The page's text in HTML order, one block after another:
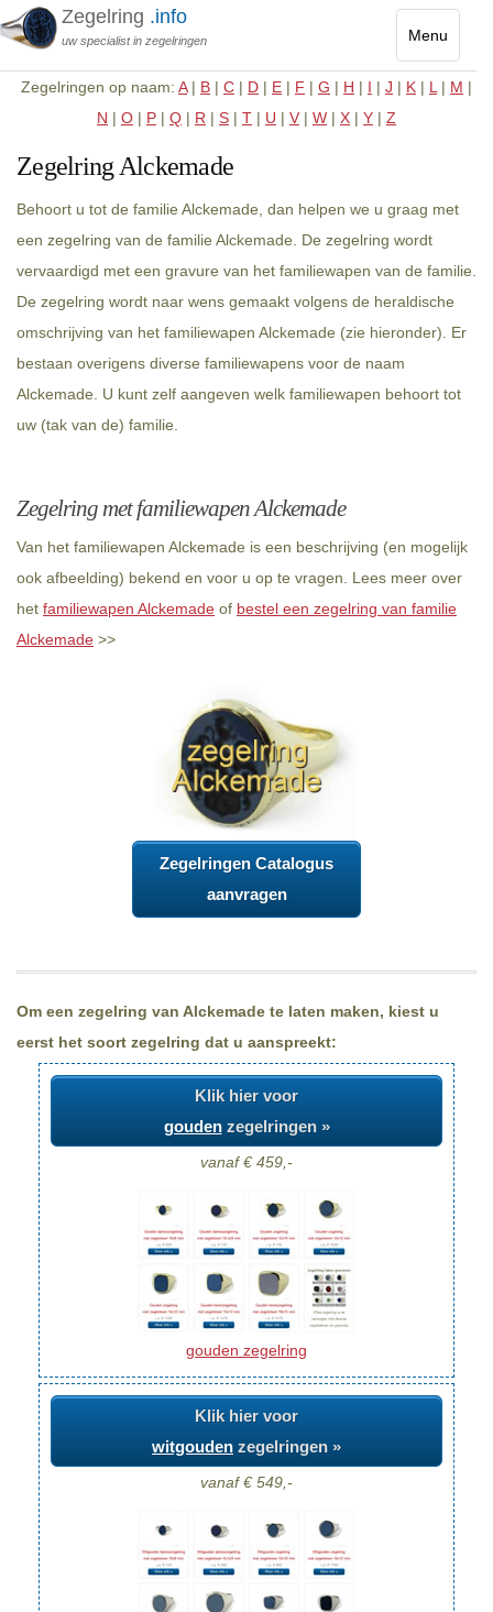
Menu
Toggle
Zegelring .info
uw specialist in zegelringen
Zegelringen op naam: A| B | C | D | E | F | G | H | I | J | K | L | M |
N | O | P | Q | R | S | T | U | V | W | X | Y | Z
Zegelring Alckemade
Behoort u tot de familie Alckemade, dan helpen we u graag met
een zegelring van de familie Alckemade. De zegelring wordt
vervaardigd met een gravure van het familiewapen van de familie.
De zegelring wordt naar wens gemaakt volgens de heraldische
omschrijving van het familiewapen Alckemade (zie hieronder). Er
bestaan overigens diverse familiewapens voor de naam
Alckemade. U kunt zelf aangeven welk familiewapen behoort tot
uw (tak van de) familie.
Zegelring met familiewapen Alckemade
Van het familiewapen Alckemade is een beschrijving (en mogelijk
ook afbeelding) bekend en voor u op te vragen. Lees meer over
het familiewapen Alckemade of bestel een zegelring van familie
Alckemade >>
Zegelringen Catalogus
aanvragen
Om een zegelring van Alckemade te laten maken, kiest u
eerst het soort zegelring dat u aanspreekt:
Klik hier voor
goudenzegelringen »
vanaf € 459,-
gouden zegelring
Klik hier voor
witgouden zegelringen »
vanaf € 549,-